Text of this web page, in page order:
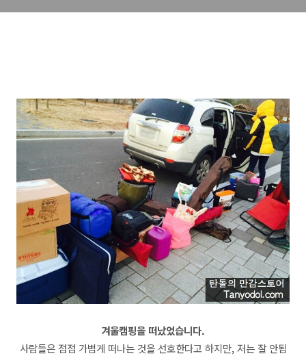
겨울캠핑을 떠났었습니다.
사람들은 점점 가볍게 떠나는 것을 선호한다고 하지만, 저는 잘 안됩